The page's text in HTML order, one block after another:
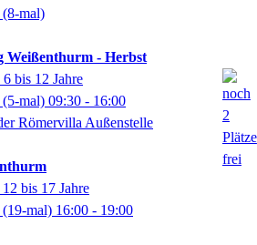
(8-mal)
Weißenthurm - Herbst
bis 12 Jahre
(5-mal) 09:30 - 16:00
Römervilla Außenstelle
bis 17 Jahre
(19-mal) 16:00 - 19:00